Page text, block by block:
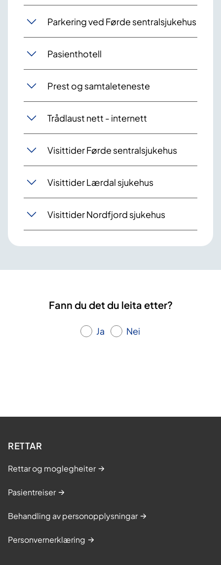
Parkering ved Førde sentralsjukehus
Pasienthotell
Prest og samtaleteneste
Trådlaust nett - internett
Visittider Førde sentralsjukehus
Visittider Lærdal sjukehus
Visittider Nordfjord sjukehus
Fann du det du leita etter?
Ja Nei
RETTAR
Rettar og moglegheiter
Pasientreiser
Behandling av personopplysningar
Personvernerklæring